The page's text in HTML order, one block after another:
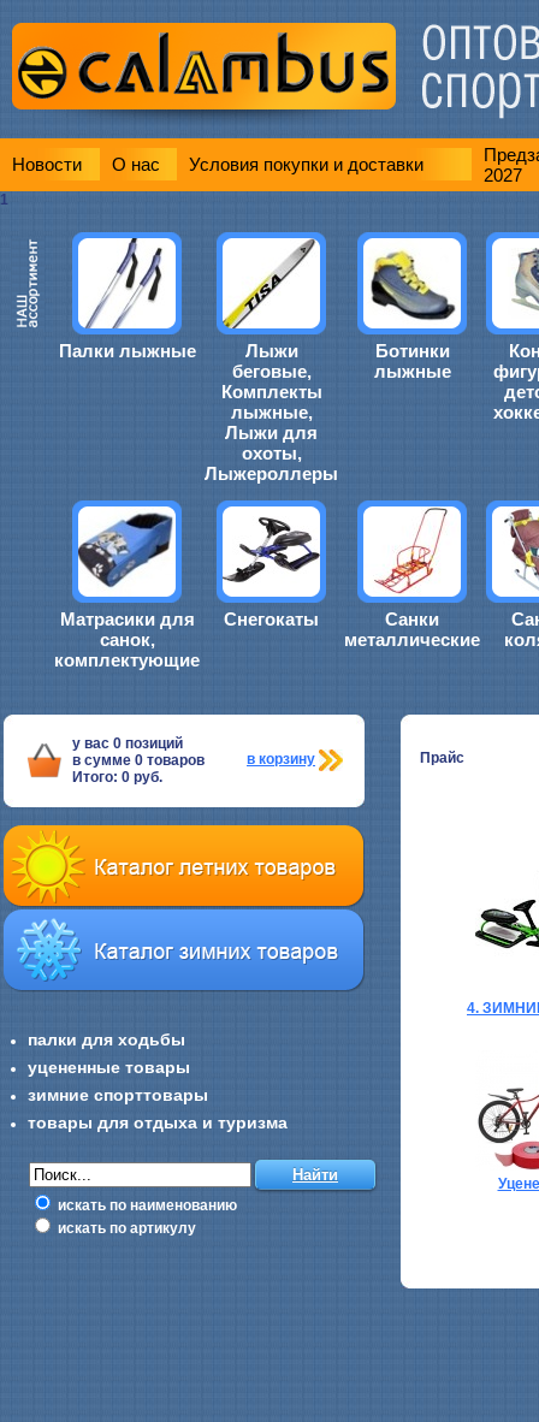
Новости О нас Условия покупки и доставки
2027
1
Палки лыжные
Лыжи
беговые,
Комплекты
лыжные,
Лыжи для
охоты,
Лыжероллеры
Ботинки
лыжные
Матрасики для
санок,
комплектующие
Снегокаты
Санки
металлические
у вас 0 позиций
в сумме 0 товаров
Итого: 0 руб.
в корзину
палки для ходьбы
уцененные товары
зимние спорттовары
товары для отдыха и туризма
искать по наименованию
искать по артикулу
Прайс
4.